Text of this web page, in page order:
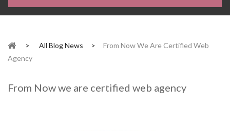
> All Blog News >
From Now We Are Certified Web
Agency
From Now we are certified web agency